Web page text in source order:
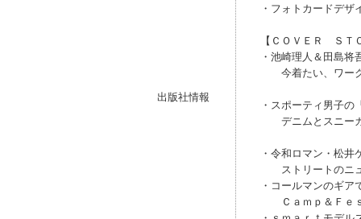
出版社情報
・フォトカードデザ
【ＣＯＶＥＲ ＳＴ
・池崎理人＆田島将
今着たい、ワーク
・スポーティ男子の
デニムとスニー
・令和ロマン・松井
ストリートのニ
・コールマンのギア
Ｃａｍｐ＆Ｆｅ